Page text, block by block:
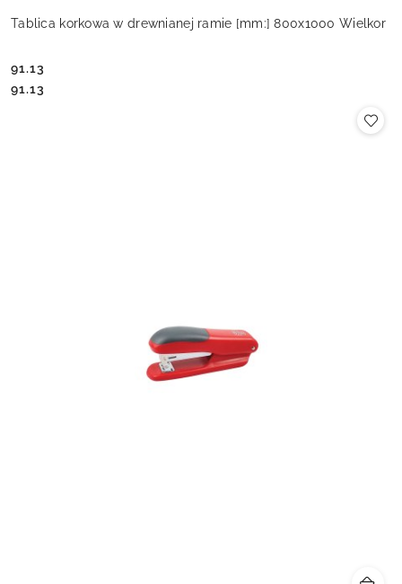
Tablica korkowa w drewnianej ramie [mm:] 800x1000 Wielkor
Cena:
91.13
Cena:
91.13